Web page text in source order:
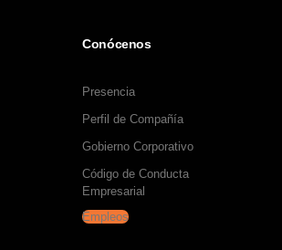
Conócenos
Presencia
Perfil de Compañía
Gobierno Corporativo
Código de Conducta
Empresarial
Empleos